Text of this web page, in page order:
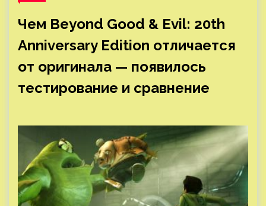
Чем Beyond Good & Evil: 20th
Anniversary Edition отличается
от оригинала — появилось
тестирование и сравнение